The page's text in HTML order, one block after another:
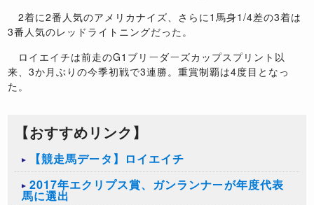
2着に2番人気のアメリカナイズ、さらに1馬身1/4差の3着は
3番人気のレッドライトニングだった。
ロイエイチは前走のG1ブリーダーズカップスプリント以
来、3か月ぶりの今季初戦で3連勝。重賞制覇は4度目となっ
た。
【おすすめリンク】
【競走馬データ】ロイエイチ
2017年エクリプス賞、ガンランナーが年度代表
馬に選出